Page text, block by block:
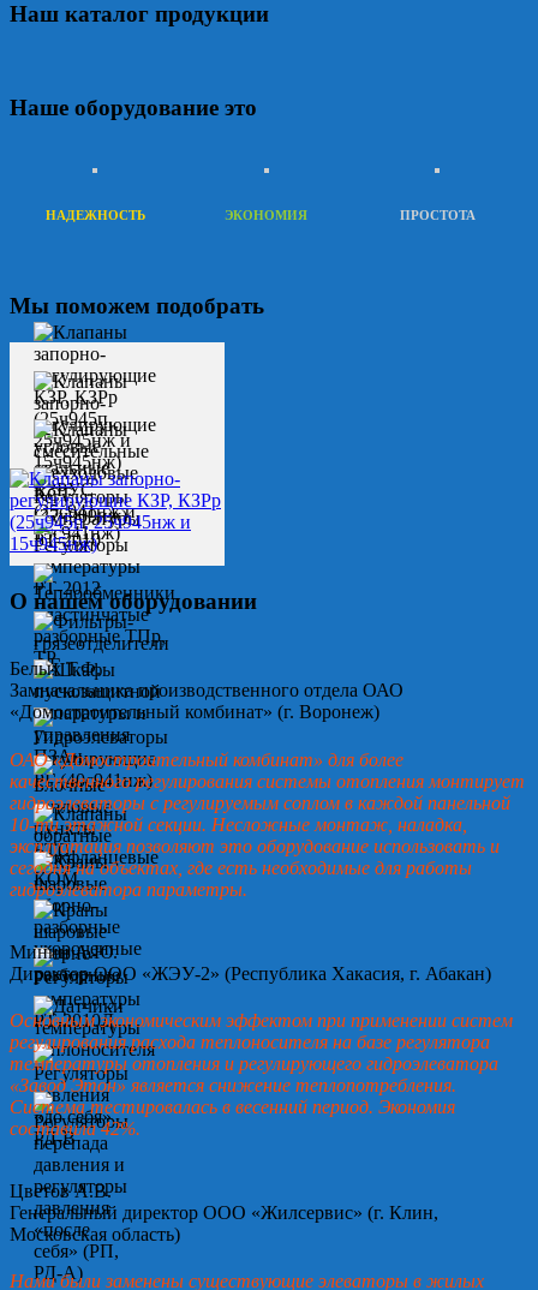
Наш каталог продукции
Наше оборудование это
НАДЕЖНОСТЬ ЭКОНОМИЯ ПРОСТОТА
Мы поможем подобрать
О нашем оборудовании
Белых Т.Ф.
Замначальника производственного отдела ОАО
«Домостроительный комбинат» (г. Воронеж)
ОАО «Домостроительный комбинат» для более
качественного регулирования системы отопления монтирует
гидроэлеваторы с регулируемым соплом в каждой панельной
10-ти этажной секции. Несложные монтаж, наладка,
эксплуатация позволяют это оборудование использовать и
сегодня на объектах, где есть необходимые для работы
гидроэлеватора параметры.
Минин А.Ю.
Директор ООО «ЖЭУ-2» (Республика Хакасия, г. Абакан)
Основным экономическим эффектом при применении систем
регулирования расхода теплоносителя на базе регулятора
температуры отопления и регулирующего гидроэлеватора
«Завод Этон» является снижение теплопотребления.
Система тестировалась в весенний период. Экономия
составила 42%.
Цветов А.В.
Генеральный директор ООО «Жилсервис» (г. Клин,
Московская область)
Нами были заменены существующие элеваторы в жилых